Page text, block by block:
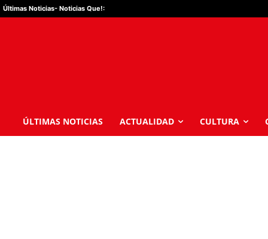
Últimas Noticias- Noticias Que!:
ÚLTIMAS NOTICIAS ACTUALIDAD CULTURA